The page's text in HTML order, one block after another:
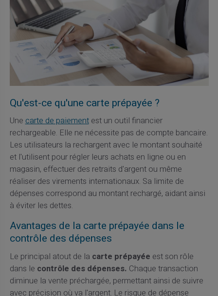
Qu'est-ce qu'une carte prépayée ?
Unecarte de paiementest un outil financier
rechargeable. Elle ne nécessite pas de compte bancaire.
Les utilisateurs la rechargent avec le montant souhaité
et l'utilisent pour régler leurs achats en ligne ou en
magasin, effectuer des retraits d'argent ou même
réaliser des virements internationaux. Sa limite de
dépenses correspond au montant rechargé, aidant ainsi
à éviter les dettes.
Avantages de la carte prépayée dans le
contrôle des dépenses
Le principal atout de la carte prépayée est son rôle
dans le contrôle des dépenses. Chaque transaction
diminue la vente préchargée, permettant ainsi de suivre
avec précision où va l'argent. Le risque de dépense